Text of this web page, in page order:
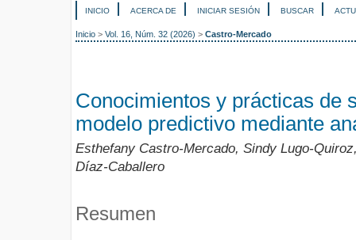
INICIO ACERCA DE INICIAR SESIÓN BUSCAR
Inicio > Vol. 16, Núm. 32 (2026) > Castro-Mercado
Conocimientos y prácticas de
modelo predictivo mediante
Esthefany Castro-Mercado, Sindy Lugo-
Díaz-Caballero
Resumen